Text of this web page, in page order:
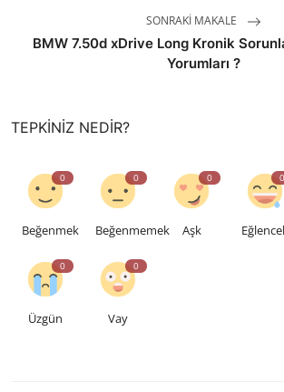
SONRAKI MAKALE
BMW 7.50d xDrive Long Kronik
Yorumları ?
TEPKINIZ NEDIR?
0
Beğenmek
0
Beğenmemek
0
Aşk
0
0
Üzgün
0
Vay